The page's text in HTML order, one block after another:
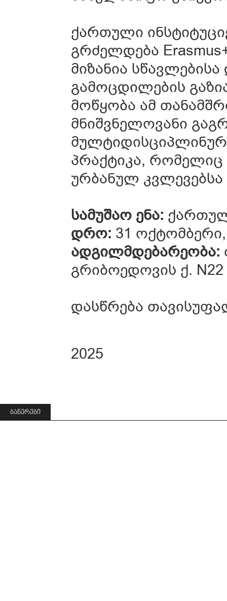
ქართული
გრძელდება
მიზანია
გამოცდილების
მოწყობა ამ
მნიშვნელოვანი
პრაქტიკა, რომელიც
ურბანულ
სამუშაო ენა:
დრო: 31
ადგილმდებარეობა:
გრიბოედოვის ქ. N22
დასწრება
2025
ᲑᲐᲜᲔᲠᲔᲑᲘ